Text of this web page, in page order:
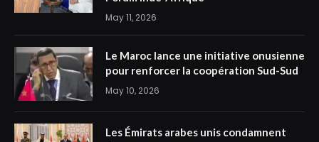
May 11, 2026
Le Maroc lance une initiative onusienne
pour renforcer la coopération Sud-Sud
May 10, 2026
Les Émirats arabes unis condamnent